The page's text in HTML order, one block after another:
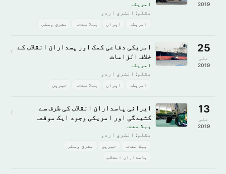
2019
امريكہ
بقلم: الشرق اردو
امريكہ ایران پہلا صفحہ مشرق وسطى
25
مئی
2019
امریکی دفاعی کمک اور پسداران انقلاب کے
خلاف الزامات
امريكہ
بقلم: الشرق اردو
امريكہ ایران پہلا صفحہ خبريں
›
13
مئی
2019
ایرانی پاسداران انقلاب کی طرف سے
کشیدگی اور امریکی وجود ایک موقعہ
پہلا صفحہ
بقلم: الشرق اردو
پہلا صفحہ خبريں
مشرق وسطى
پاسداران انقلاب
›